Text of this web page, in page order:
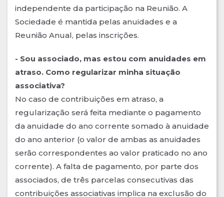
independente da participação na Reunião. A
Sociedade é mantida pelas anuidades e a
Reunião Anual, pelas inscrições.
- Sou associado, mas estou com anuidades em
atraso. Como regularizar minha situação
associativa?
No caso de contribuições em atraso, a
regularização será feita mediante o pagamento
da anuidade do ano corrente somado à anuidade
do ano anterior (o valor de ambas as anuidades
serão correspondentes ao valor praticado no ano
corrente). A falta de pagamento, por parte dos
associados, de três parcelas consecutivas das
contribuições associativas implica na exclusão do